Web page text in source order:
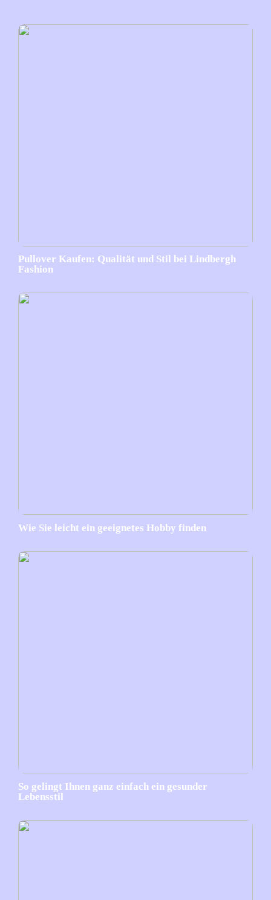
Pullover Kaufen: Qualität und Stil bei Lindbergh
Fashion
Wie Sie leicht ein geeignetes Hobby finden
So gelingt Ihnen ganz einfach ein gesunder
Lebensstil